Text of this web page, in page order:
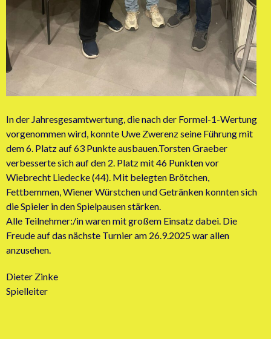
In der Jahresgesamtwertung, die nach der Formel-1-Wertung
vorgenommen wird, konnte Uwe Zwerenz seine Führung mit
dem 6. Platz auf 63 Punkte ausbauen.Torsten Graeber
verbesserte sich auf den 2. Platz mit 46 Punkten vor
Wiebrecht Liedecke (44). Mit belegten Brötchen,
Fettbemmen, Wiener Würstchen und Getränken konnten sich
die Spieler in den Spielpausen stärken.
Alle Teilnehmer:/in waren mit großem Einsatz dabei. Die
Freude auf das nächste Turnier am 26.9.2025 war allen
anzusehen.
Dieter Zinke
Spielleiter